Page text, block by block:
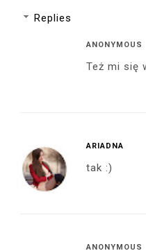
Replies
ANONYMOUS
Też mi się
ARIADNA
tak :)
ANONYMOUS